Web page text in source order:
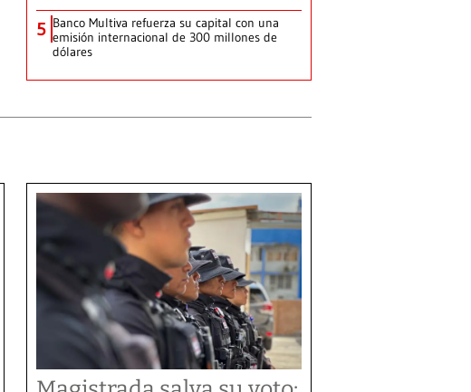
5 Banco Multiva refuerza su capital con una
emisión internacional de 300 millones de
dólares